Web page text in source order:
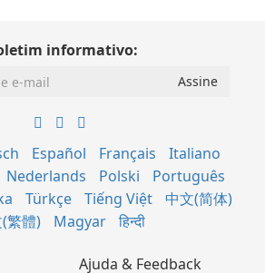
informativo:
Español Français
Italiano
Nederlands Polski
Português
Türkçe Tiếng Việt
中文(简体)
繁體)
Magyar हिन्दी
Ajuda & Feedback